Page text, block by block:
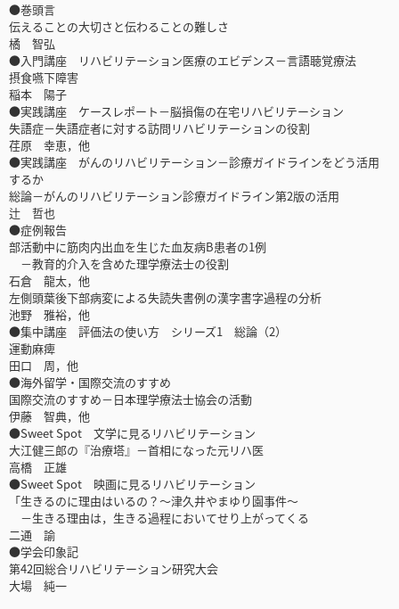
●巻頭言
伝えることの大切さと伝わることの難しさ
橘 智弘
●入門講座 リハビリテーション医療のエビデンス－言語聴覚療法
摂食嚥下障害
稲本 陽子
●実践講座 ケースレポート－脳損傷の在宅リハビリテーション
失語症－失語症者に対する訪問リハビリテーションの役割
荏原 幸恵，他
●実践講座 がんのリハビリテーション－診療ガイドラインをどう活用
するか
総論－がんのリハビリテーション診療ガイドライン第2版の活用
辻 哲也
●症例報告
部活動中に筋肉内出血を生じた血友病B患者の1例
－教育的介入を含めた理学療法士の役割
石倉 龍太，他
左側頭葉後下部病変による失読失書例の漢字書字過程の分析
池野 雅裕，他
●集中講座 評価法の使い方 シリーズ1 総論（2）
運動麻痺
田口 周，他
●海外留学・国際交流のすすめ
国際交流のすすめ－日本理学療法士協会の活動
伊藤 智典，他
●Sweet Spot 文学に見るリハビリテーション
大江健三郎の『治療塔』－首相になった元リハ医
高橋 正雄
●Sweet Spot 映画に見るリハビリテーション
「生きるのに理由はいるの？～津久井やまゆり園事件～
－生きる理由は，生きる過程においてせり上がってくる
二通 諭
●学会印象記
第42回総合リハビリテーション研究大会
大場 純一